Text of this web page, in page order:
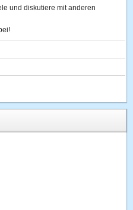
und diskutiere mit anderen